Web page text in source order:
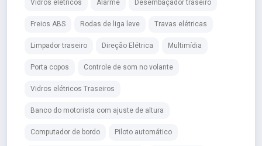
Vidros elétricos Alarme Desembaçador traseiro
Freios ABS Rodas de liga leve Travas elétricas
Limpador traseiro Direção Elétrica Multimídia
Porta copos Controle de som no volante
Vidros elétricos Traseiros
Banco do motorista com ajuste de altura
Computador de bordo Piloto automático